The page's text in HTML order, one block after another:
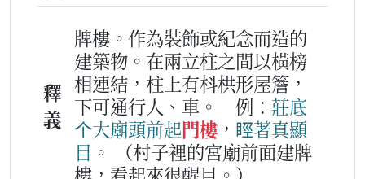
釋
義
牌樓。作為裝飾或紀念而造的
建築物。在兩立柱之間以橫榜
相連結，柱上有枓栱形屋簷，
下可通行人、車。
例： 莊底
个大廟頭前起門樓 ， 䀴著真顯
目 。
（村子裡的宮廟前面建牌